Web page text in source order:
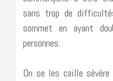
sans trop de
sommet en ayant
personnes.
On se les caille